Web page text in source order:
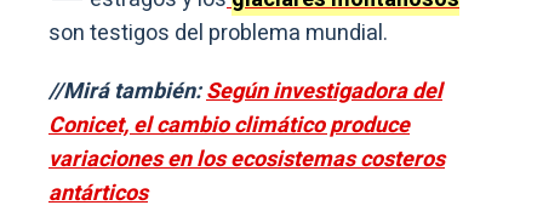
son testigos del problema mundial.
//Mirá también:Según investigadora del
Conicet, el cambio climático produce
variaciones en los ecosistemas costeros
antárticos